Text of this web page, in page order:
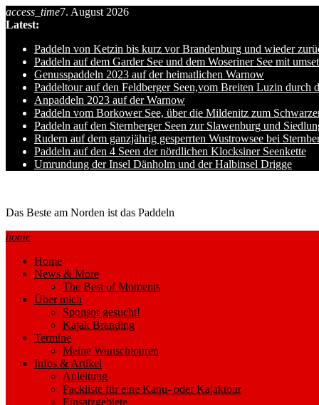
Skip
to
access_time7. August 2026
Latest:
Paddeln von Ketzin bis kurz vor Brandenburg und wieder
Paddeln auf dem Garder See und dem Woseriner See mit
Genusspaddeln 2023 auf der heimatlichen Warnow
Paddeltour auf den Feldberger Seen,vom Breiten Luzin
Anpaddeln 2023 auf der Warnow
Paddeln vom Borkower See, über die Mildenitz zum
Paddeln auf den Sternberger Seen zur Slawenburg und
Rudern auf dem ganzjährig gesperrten Wustrowsee bei
Paddeln auf den 4 Seen der nördlichen Klocksiner Seenkette
Umrundung der Insel Dänholm und der Halbinsel Drigge
Das Beste am Norden ist das Paddeln
home
Home
News & More
The Best of Moments
Über mich
Sponsor gesucht!
Kajak Branding
Termine
Meine Wunschtouren
Infos & Artikel
Anleitung
Packliste für eine Kanu- oder Kajaktour
Einsatzgebiete